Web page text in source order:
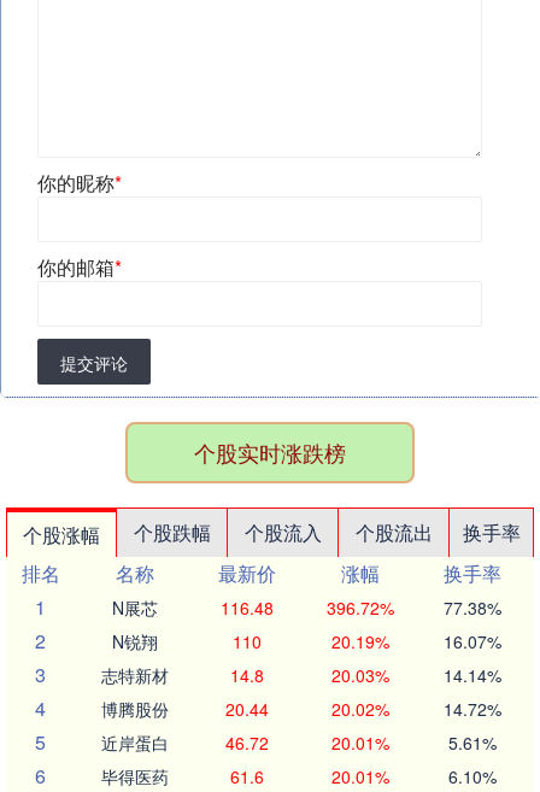
你的昵称*
你的邮箱*
提交评论
个股实时涨跌榜
个股涨幅 个股跌幅 个股流入 个股流出
换手率
排名
名称 最新价 涨幅
换手率
1
N展芯 116.48 396.72% 77.38%
2 N锐翔 110 20.19% 16.07%
3 志特新材 14.8 20.03% 14.14%
4 博腾股份 20.44 20.02% 14.72%
5 近岸蛋白 46.72 20.01% 5.61%
6 毕得医药 61.6 20.01% 6.10%